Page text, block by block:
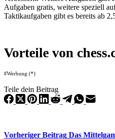
Aufgaben gratis, weitere speziell
Taktikaufgaben gibt es bereits ab
Vorteile von
#Werbung (*)
Teile dein Beitrag
Vorheriger Beitrag Das